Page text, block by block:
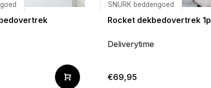
SNURK beddengoed
Rocket dekbedovertrek 1p
Deliverytime
€69,95